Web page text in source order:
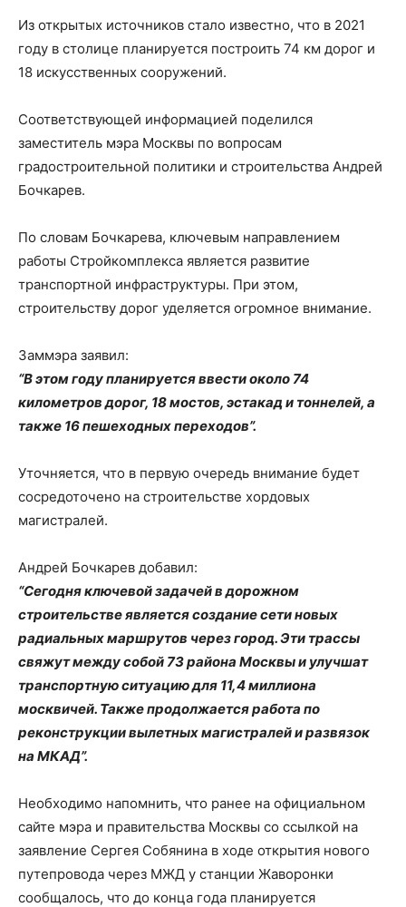
Из открытых источников стало известно, что в 2021
году в столице планируется построить 74 км дорог и
18 искусственных сооружений.
Соответствующей информацией поделился
заместитель мэра Москвы по вопросам
градостроительной политики и строительства Андрей
Бочкарев.
По словам Бочкарева, ключевым направлением
работы Стройкомплекса является развитие
транспортной инфраструктуры. При этом,
строительству дорог уделяется огромное внимание.
Заммэра заявил:
“В этом году планируется ввести около 74
километров дорог, 18 мостов, эстакад и тоннелей, а
также 16 пешеходных переходов”.
Уточняется, что в первую очередь внимание будет
сосредоточено на строительстве хордовых
магистралей.
Андрей Бочкарев добавил:
“Сегодня ключевой задачей в дорожном
строительстве является создание сети новых
радиальных маршрутов через город. Эти трассы
свяжут между собой 73 района Москвы и улучшат
транспортную ситуацию для 11,4 миллиона
москвичей. Также продолжается работа по
реконструкции вылетных магистралей и развязок
на МКАД”.
Необходимо напомнить, что ранее на официальном
сайте мэра и правительства Москвы со ссылкой на
заявление Сергея Собянина в ходе открытия нового
путепровода через МЖД у станции Жаворонки
сообщалось, что до конца года планируется